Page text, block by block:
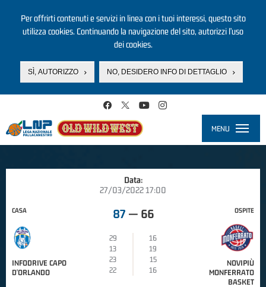
Per offrirti contenuti e servizi in linea con i tuoi interessi, questo sito
utilizza cookies. Continuando la navigazione del sito, autorizzi l’uso
dei cookies.
SÌ, AUTORIZZO NO, DESIDERO INFO DI DETTAGLIO
MENU
Data:
27/03/2022 17:00
CASA
INFODRIVE CAPO
D'ORLANDO
87 — 66
29
16
13
19
23
15
22
16
OSPITE
NOVIPIÙ
MONFERRATO
BASKET